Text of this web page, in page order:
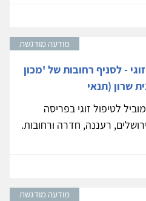
מודעה מודגשת
- לסניף רחובות של 'מכון
שרון (תנאי
לטיפול זוגי בפריסה
רעננה, חדרה ורחובות.
מודעה מודגשת